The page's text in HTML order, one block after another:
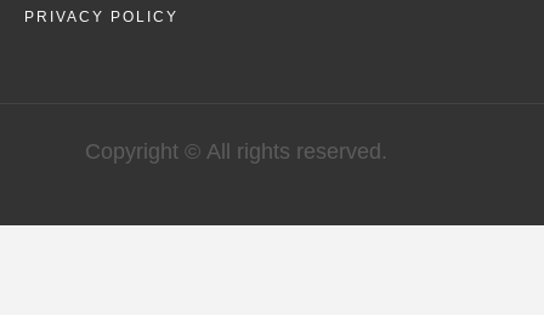
PRIVACY POLICY
Copyright © All rights reserved.